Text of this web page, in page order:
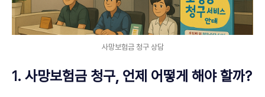
사망보험금 청구 상담
1. 사망보험금 청구, 언제 어떻게 해야 할까?